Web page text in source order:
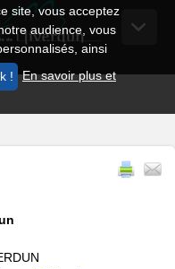
site, vous acceptez
audience, vous
ainsi
En savoir plus et